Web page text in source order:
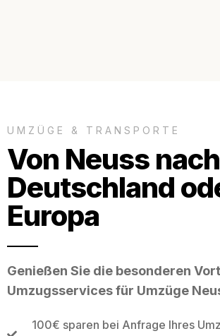
UMZÜGE & TRANSPORTE
Von Neuss nach
Deutschland
Europa
Genießen Sie die besonderen
Umzugsservices für Umzüge
100€ sparen bei Anfrage Ihres